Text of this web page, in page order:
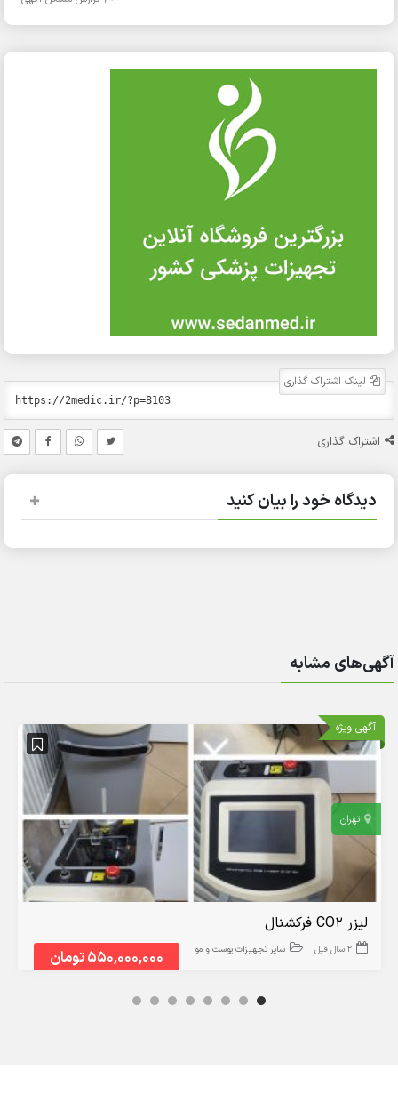
لینک اشتراک گذاری
اشتراک گذاری
دیدگاه خود را بیان کنید
آگهی‌های مشابه
آگهی ویژه
تهران
550,000,000 تومان
لیزر CO2 فرکشنال
2 سال قبل سایر تجهیزات پوست و مو